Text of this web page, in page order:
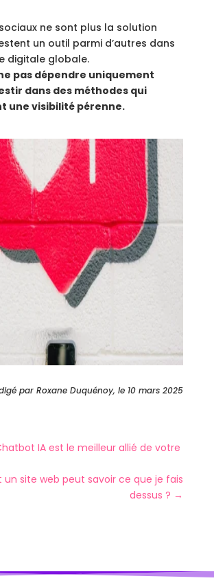
ne sont plus la solution
un outil parmi d’autres dans
digitale globale.
pas dépendre uniquement
dans des méthodes qui
une visibilité pérenne.
par Roxane Duquénoy, le 10 mars 2025
IA est le meilleur allié de votre
site web peut savoir ce que je fais
dessus ? →